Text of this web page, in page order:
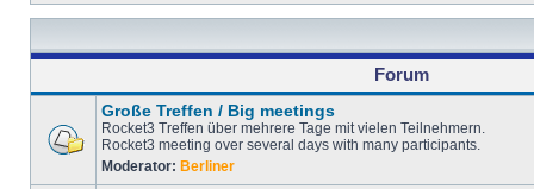
Forum
Große Treffen / Big meetings
Rocket3 Treffen über mehrere Tage mit vielen Teilnehmern.
Rocket3 meeting over several days with many participants.
Moderator: Berliner